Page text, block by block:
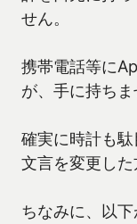
せん。
携帯電話等に
が、手に持ちま
確実に時計も
文言を変更した
ちなみに、以